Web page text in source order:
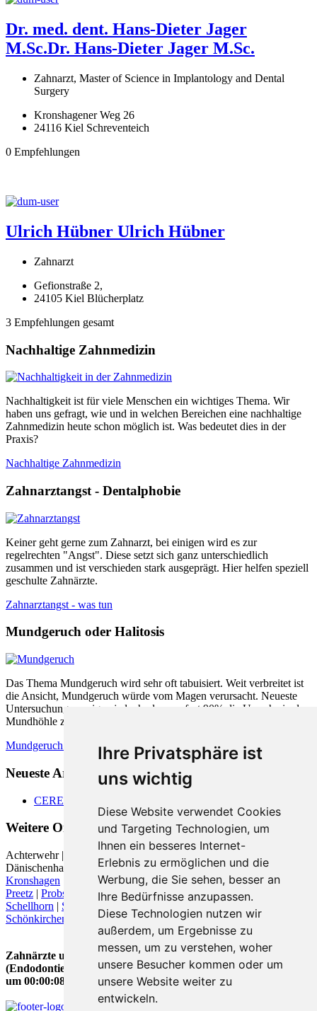
Ihre Privatsphäre ist
uns wichtig
Diese Website verwendet Cookies
und Targeting Technologien, um
Ihnen ein besseres Internet-
Erlebnis zu ermöglichen und die
Werbung, die Sie sehen, besser an
Ihre Bedürfnisse anzupassen.
Diese Technologien nutzen wir
außerdem, um Ergebnisse zu
messen, um zu verstehen, woher
unsere Besucher kommen oder um
unsere Website weiter zu
entwickeln.
Dr. med. dent. Hans-Dieter Jager
M.Sc.Dr. Hans-Dieter Jager M.Sc.
Zahnarzt, Master of Science in Implantology and Dental
Surgery
Kronshagener Weg 26
24116 Kiel Schreventeich
0 Empfehlungen
Ulrich Hübner Ulrich Hübner
Zahnarzt
Gefionstraße 2,
24105 Kiel Blücherplatz
3 Empfehlungen gesamt
Nachhaltige Zahnmedizin
Nachhaltigkeit ist für viele Menschen ein wichtiges Thema. Wir
haben uns gefragt, wie und in welchen Bereichen eine nachhaltige
Zahnmedizin heute schon möglich ist. Was bedeutet dies in der
Praxis?
Nachhaltige Zahnmedizin
Zahnarztangst - Dentalphobie
Keiner geht gerne zum Zahnarzt, bei einigen wird es zur
regelrechten "Angst". Diese setzt sich ganz unterschiedlich
zusammen und ist verschieden stark ausgeprägt. Hier helfen speziell
geschulte Zahnärzte.
Zahnarztangst - was tun
Mundgeruch oder Halitosis
Das Thema Mundgeruch wird sehr oft tabuisiert. Weit verbreitet ist
die Ansicht, Mundgeruch würde vom Magen verursacht. Neueste
Untersuchungen zeigen jedoch, dass zu fast 90% die Ursache in der
Mundhöhle zu finden ist.
Mundgeruch - was hilft
Neueste Artikel:
CEREC
Weitere Orte in der Nähe von
Achterwehr |
Dänischenhagen | Felm |Flintbek|Gettorf|Heikendorf|Kiel
Kronshagen | Laboe |Melsdorf|Molfsee |Mönkeberg| Noer |
Preetz | Probsteierhagen| Quarnbek | Rastorf | Rodenbek | Rumohr |
Schellhorn | Schwentinental
| Schwentinental (Raisdorf) |
Schönkirchen
| Tüttendorf |
Zahnärzte und Zahnärztinnen für Wurzelbehandlung
(Endodontie) in Altenholz wurde zuletzt am 09. August 2026
um 00:00:08 Uhr aktualisiert.